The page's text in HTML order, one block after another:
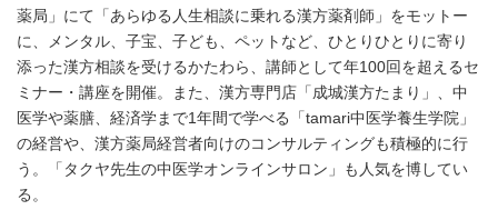
薬局」にて「あらゆる人生相談に乗れる漢方薬剤師」をモットー
に、メンタル、子宝、子ども、ペットなど、ひとりひとりに寄り
添った漢方相談を受けるかたわら、講師として年100回を超えるセ
ミナー・講座を開催。また、漢方専門店「成城漢方たまり」、中
医学や薬膳、経済学まで1年間で学べる「tamari中医学養生学院」
の経営や、漢方薬局経営者向けのコンサルティングも積極的に行
う。「タクヤ先生の中医学オンラインサロン」も人気を博してい
る。